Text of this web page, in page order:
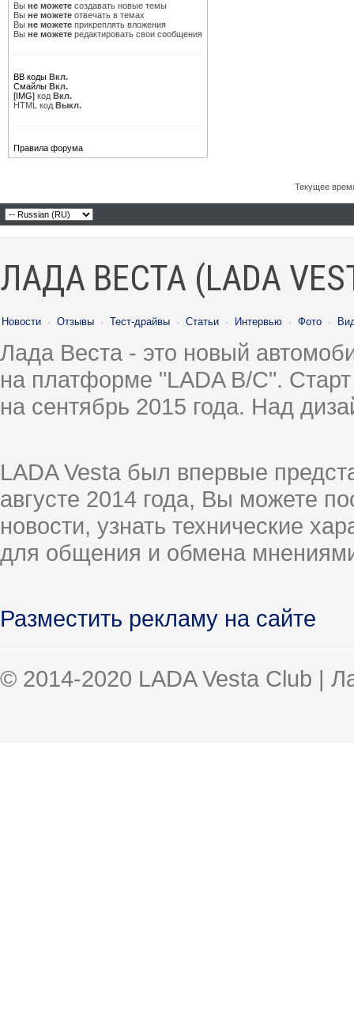
Вы не можете создавать новые темы
Вы не можете отвечать в темах
Вы не можете прикреплять вложения
Вы не можете редактировать свои сообщения
BB коды Вкл.
Смайлы Вкл.
[IMG] код Вкл.
HTML код Выкл.
Правила форума
Текущее
ЛАДА ВЕСТА (LADA
Новости · Отзывы · Тест-драйвы · Статьи · Интервью · Фото ·
Лада Веста - это новый
на платформе "LADA B/C".
на сентябрь 2015 года. Над
LADA Vesta был впервые
августе 2014 года, Вы можете
новости, узнать технические
для общения и обмена
Разместить рекламу на сайте
© 2014-2020 LADA Vesta Club |